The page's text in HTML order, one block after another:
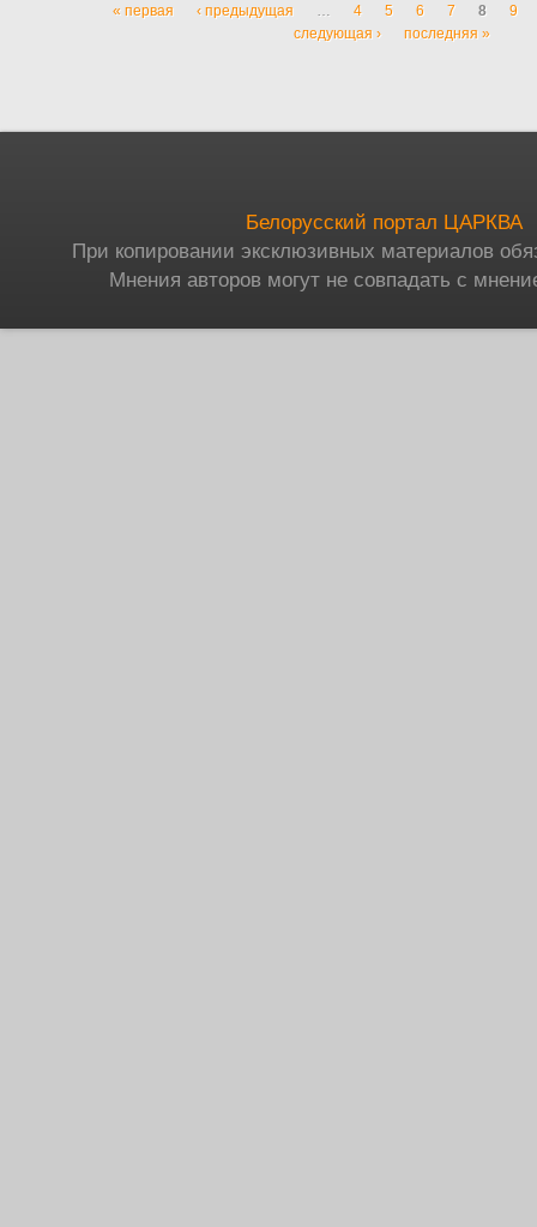
Страницы
« первая ‹ предыдущая … 4 5 6 7 8
9
следующая ›
последняя »
Белорусский портал ЦАРКВА
При копировании эксклюзивных материалов
Мнения авторов могут не совпадать с